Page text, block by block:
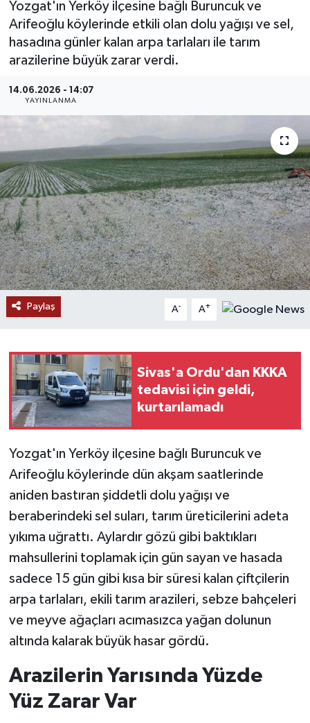
Yozgat'ın Yerköy ilçesine bağlı Buruncuk ve
Arifeoğlu köylerinde etkili olan dolu yağışı ve sel,
hasadına günler kalan arpa tarlaları ile tarım
arazilerine büyük zarar verdi.
14.06.2026 - 14:07
YAYINLANMA
Paylaş A- A+
Sivas'a Ordu'dan KKKA
tedavisi için geldi,
kurtarılamadı
Yozgat'ın Yerköy ilçesine bağlı Buruncuk ve
Arifeoğlu köylerinde dün akşam saatlerinde
aniden bastıran şiddetli dolu yağışı ve
beraberindeki sel suları, tarım üreticilerini adeta
yıkıma uğrattı. Aylardır gözü gibi baktıkları
mahsullerini toplamak için gün sayan ve hasada
sadece 15 gün gibi kısa bir süresi kalan çiftçilerin
arpa tarlaları, ekili tarım arazileri, sebze bahçeleri
ve meyve ağaçları acımasızca yağan dolunun
altında kalarak büyük hasar gördü.
Arazilerin Yarısında Yüzde
Yüz Zarar Var
MAGAZİN
ÖZEL HABER
RESMİ İLANLAR
SİYASET
SOSYAL YARDIMLAR
SPONSORLU YAZI
SPOR
TEKNOLOJİ